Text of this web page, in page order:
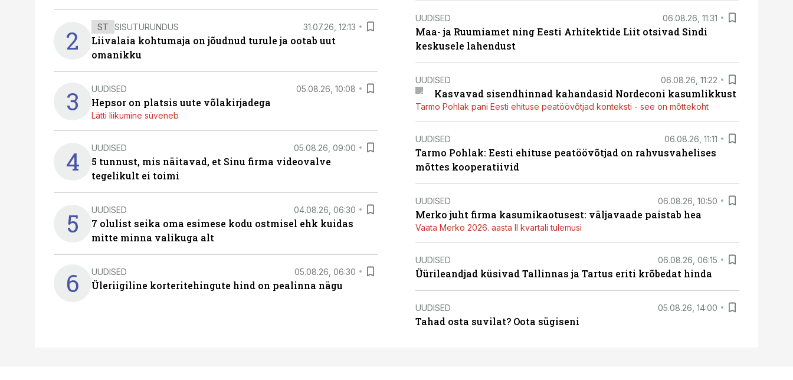
2 ST SISUTURUNDUS 31.07.26, 12:13
Liivalaia kohtumaja on jõudnud turule ja ootab uut
omanikku
3 UUDISED 05.08.26, 10:08
Hepsor on platsis uute võlakirjadega
Lätti liikumine süveneb
4 UUDISED 05.08.26, 09:00
5 tunnust, mis näitavad, et Sinu firma videovalve
tegelikult ei toimi
5 UUDISED 04.08.26, 06:30
7 olulist seika oma esimese kodu ostmisel ehk kuidas
mitte minna valikuga alt
6 UUDISED 05.08.26, 06:30
Üleriigiline korteritehingute hind on pealinna nägu
UUDISED 06.08.26, 11:31
Maa- ja Ruumiamet ning Eesti Arhitektide Liit otsivad Sindi
keskusele lahendust
UUDISED 06.08.26, 11:22
Kasvavad sisendhinnad kahandasid Nordeconi kasumlikkust
Tarmo Pohlak pani Eesti ehituse peatöövõtjad konteksti - see on mõttekoht
UUDISED 06.08.26, 11:11
Tarmo Pohlak: Eesti ehituse peatöövõtjad on rahvusvahelises
mõttes kooperatiivid
UUDISED 06.08.26, 10:50
Merko juht firma kasumikaotusest: väljavaade paistab hea
Vaata Merko 2026. aasta II kvartali tulemusi
UUDISED 06.08.26, 06:15
Üürileandjad küsivad Tallinnas ja Tartus eriti krõbedat hinda
UUDISED 05.08.26, 14:00
Tahad osta suvilat? Oota sügiseni